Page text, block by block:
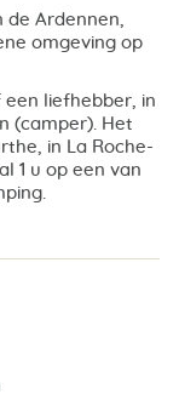
de Ardennen,
omgeving op
liefhebber, in
(camper). Het
in La Roche-
1 u op een van